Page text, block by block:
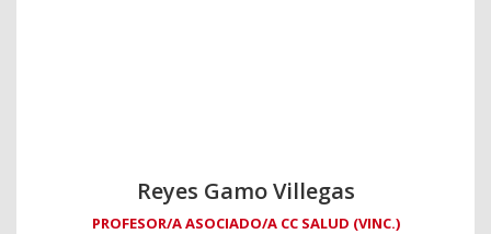
Reyes Gamo Villegas
PROFESOR/A ASOCIADO/A CC SALUD (VINC.)